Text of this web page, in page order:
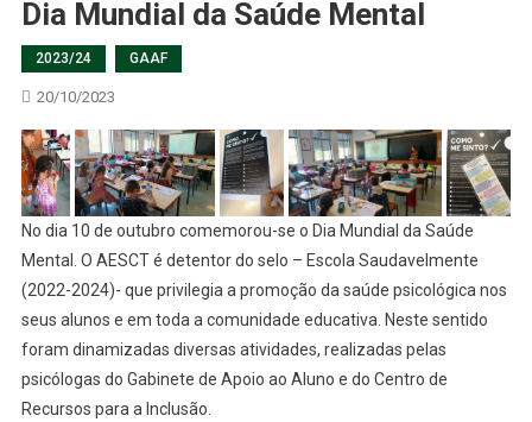
Dia Mundial da Saúde Mental
2023/24 GAAF
20/10/2023
No dia 10 de outubro comemorou-se o Dia Mundial da Saúde
Mental. O AESCT é detentor do selo – Escola Saudavelmente
(2022-2024)- que privilegia a promoção da saúde psicológica nos
seus alunos e em toda a comunidade educativa. Neste sentido
foram dinamizadas diversas atividades, realizadas pelas
psicólogas do Gabinete de Apoio ao Aluno e do Centro de
Recursos para a Inclusão.